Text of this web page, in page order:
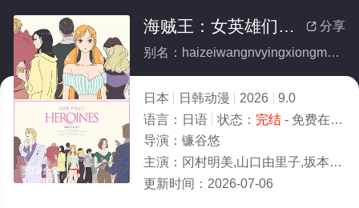
完结/全集
 分享
海贼王：女英雄们的故事(全集)
别名：haizeiwangnvyingxiongmendegushi
日本 日韩动漫 2026
9.0
语言： 日语 状态： 完结- 免费在线观看
导演： 镰谷悠
主演： 冈村明美,山口由里子,坂本真绫,子安武人
更新时间： 2026-07-06